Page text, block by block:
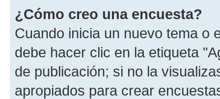
¿Cómo creo una encuesta?
Cuando inicia un nuevo tema o
debe hacer clic en la etiqueta
de publicación; si no la
apropiados para crear